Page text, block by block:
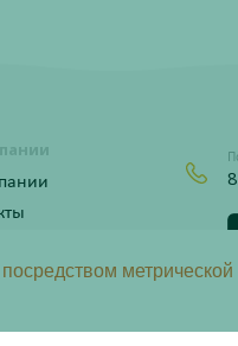
посредством